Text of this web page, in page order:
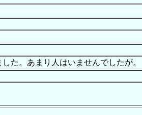
た。あまり人はいませんでしたが。